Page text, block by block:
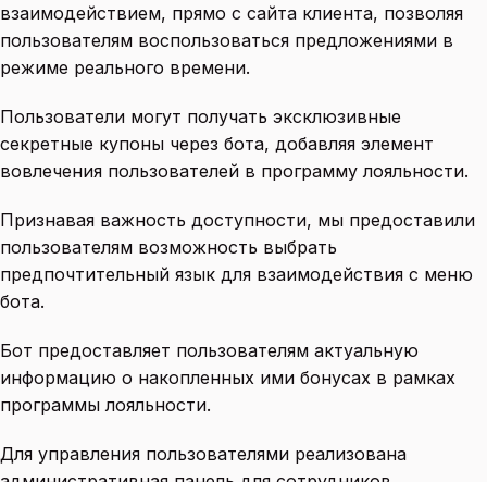
взаимодействием, прямо с сайта клиента, позволяя
пользователям воспользоваться предложениями в
режиме реального времени.
Пользователи могут получать эксклюзивные
секретные купоны через бота, добавляя элемент
вовлечения пользователей в программу лояльности.
Признавая важность доступности, мы предоставили
пользователям возможность выбрать
предпочтительный язык для взаимодействия с меню
бота.
Бот предоставляет пользователям актуальную
информацию о накопленных ими бонусах в рамках
программы лояльности.
Для управления пользователями реализована